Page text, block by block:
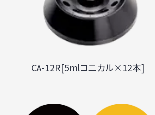
CA-12R[5mlコニカル×12本]